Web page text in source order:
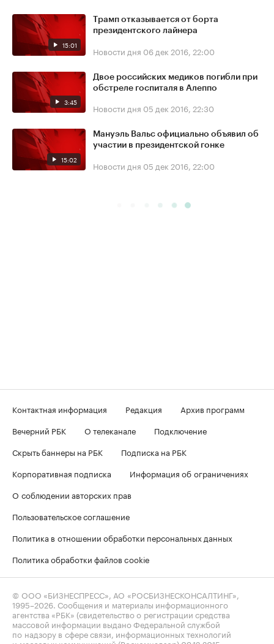
15:01
Трамп отказывается от борта
президентского лайнера
Новости дня 06 дек 2016, 22:00
3:45
Двое российских медиков погибли при
обстреле госпиталя в Алеппо
Новости дня 05 дек 2016, 22:30
15:02
Мануэль Вальс официально объявил об
участии в президентской гонке
Новости дня 05 дек 2016, 22:00
Контактная информация Редакция
Архив программ
Вечерний РБК
О телеканале
Подключение
Скрыть баннеры на РБК
Подписка на РБК
Корпоративная подписка
Информация об ограничениях
О соблюдении авторских прав
Пользовательское соглашение
Политика в отношении обработки персональных данных
Политика обработки файлов cookie
© ООО «БИЗНЕСПРЕСС», АО «РОСБИЗНЕСКОНСАЛТИНГ»,
1995–2026. Сообщения и материалы информационного
агентства «РБК» (свидетельство о регистрации средства
массовой информации выдано Федеральной службой
по надзору в сфере связи, информационных технологий